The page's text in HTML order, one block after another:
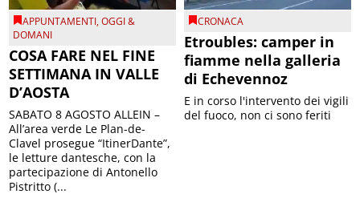
APPUNTAMENTI,OGGI &
DOMANI
COSA FARE NEL FINE
SETTIMANA IN VALLE
D’AOSTA
SABATO 8 AGOSTO ALLEIN –
All’area verde Le Plan-de-
Clavel prosegue “ItinerDante”,
le letture dantesche, con la
partecipazione di Antonello
Pistritto (...
CRONACA
Etroubles: camper in
fiamme nella galleria
di Echevennoz
E in corso l'intervento dei vigili
del fuoco, non ci sono feriti